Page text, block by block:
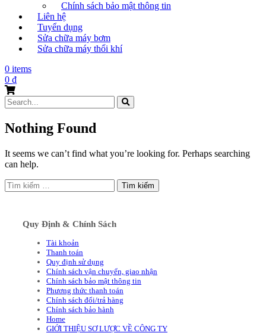
Chính sách bảo mật thông tin
Liên hệ
Tuyển dụng
Sửa chữa máy bơm
Sửa chữa máy thổi khí
0 items
0 ₫
Search
for:
Nothing Found
It seems we can’t find what you’re looking for. Perhaps searching
can help.
Tìm
kiếm
Quy Định & Chính Sách
Tài khoản
Thanh toán
Quy định sử dụng
Chính sách vận chuyển, giao nhận
Chính sách bảo mật thông tin
Phương thức thanh toán
Chính sách đổi/trả hàng
Chính sách bảo hành
Home
GIỚI THIỆU SƠ LƯỢC VỀ CÔNG TY